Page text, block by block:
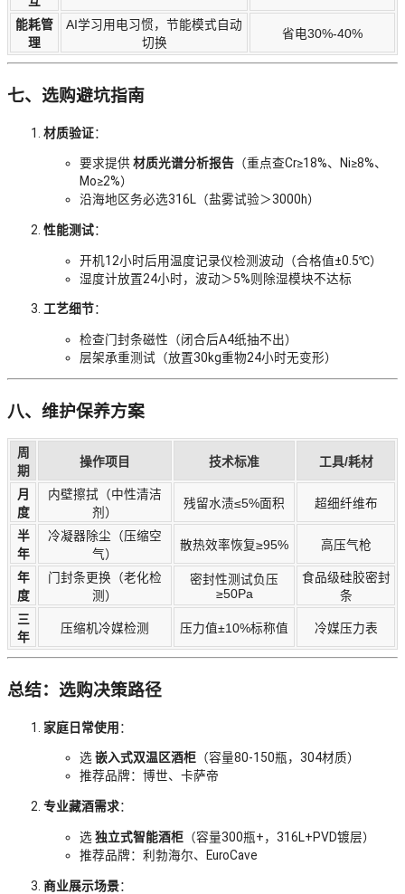
能耗管
理
AI学习用电习惯，节能模式自动
切换
省电30%-40%
七、选购避坑指南
材质验证：
要求提供材质光谱分析报告 （重点查Cr≥18%、Ni≥8%、
Mo≥2%）
沿海地区务必选316L（盐雾试验＞3000h）
性能测试：
开机12小时后用温度记录仪检测波动（合格值±0.5℃）
湿度计放置24小时，波动＞5%则除湿模块不达标
工艺细节：
检查门封条磁性（闭合后A4纸抽不出）
层架承重测试（放置30kg重物24小时无变形）
八、维护保养方案
周
期
操作项目 技术标准 工具/耗材
月
度
内壁擦拭（中性清洁
剂）
残留水渍≤5%面积 超细纤维布
半
年
冷凝器除尘（压缩空
气）
散热效率恢复≥95% 高压气枪
年
度
门封条更换（老化检
测）
密封性测试负压
≥50Pa
食品级硅胶密封
条
三
年
压缩机冷媒检测 压力值±10%标称值 冷媒压力表
总结：选购决策路径
家庭日常使用 ：
选 嵌入式双温区酒柜 （容量80-150瓶，304材质）
推荐品牌：博世、卡萨帝
专业藏酒需求：
选 独立式智能酒柜 （容量300瓶+，316L+PVD镀层）
推荐品牌：利勃海尔、EuroCave
商业展示场景：